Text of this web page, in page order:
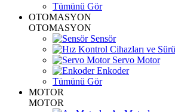
Tümünü Gör
OTOMASYON
OTOMASYON
Sensör
Servo Motor
Enkoder
Tümünü Gör
MOTOR
MOTOR